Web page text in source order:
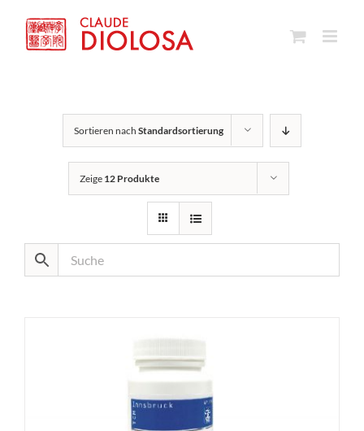
Inhalt
springen
Sortieren nach Standardsortierung
Zeige 12 Produkte